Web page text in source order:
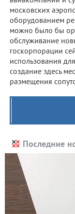
московских
оборудованием
можно было бы
обслуживание
госкорпорации
использования
создание здесь
размещения
Последние